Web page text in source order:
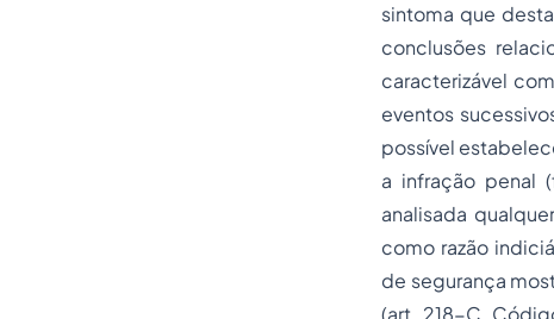
sintoma que
conclusões
caracterizável
eventos
possível
a infração penal (
analisada
como razão
de segurança
(art. 218-C,